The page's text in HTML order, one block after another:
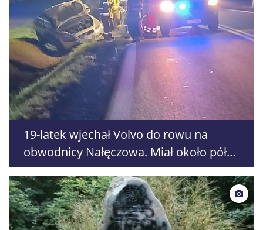
19-latek wjechał Volvo do rowu na
obwodnicy Nałęczowa. Miał około pół
promila alkoholu